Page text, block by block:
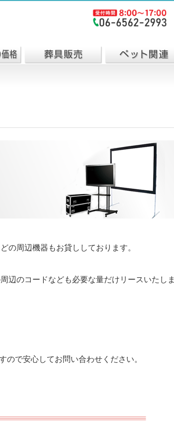
の周辺機器もお貸ししております。
辺のコードなども必要な量だけリースいたし
で安心してお問い合わせください。